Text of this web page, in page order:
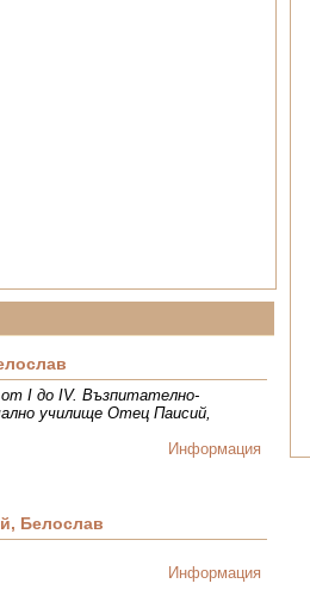
от I до IV. Възпитателно-
училище Отец Паисий,
Информация
Белослав
Информация